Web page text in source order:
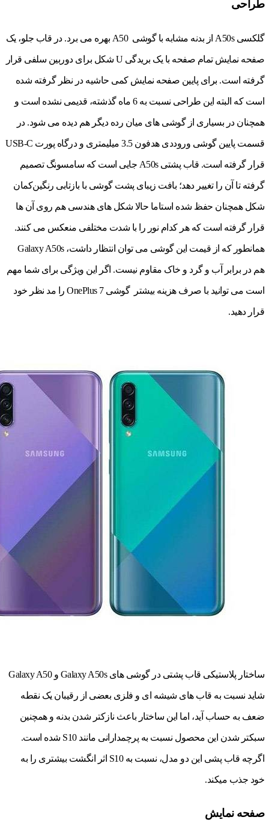
طراحی
گلکسی A50s از بدنه مشابه با گوشی A50 بهره می برد. در قاب جلو، یک
صفحه نمایش تمام صفحه با یک بریدگی U شکل برای دوربین سلفی قرار
گرفته است. برای پایین صفحه نمایش کمی حاشیه در نظر گرفته شده
است که البته این طراحی نسبت به 6 ماه گذشته، قدیمی نشده است و
همچنان در بسیاری از گوشی های میان رده دیگر هم دیده می شود. در
قسمت پایین گوشی وروددی هدفون 3.5 میلی‎متری و درگاه پورت USB-C
قرار گرفته است. قاب پشتی A50s جایی است که سامسونگ تصمیم
گرفته تا آن را تغییر دهد؛ بافت زیبای پشت گوشی با بازتابی رنگین‌کمان
شکل همچنان حفظ شده استاما حالا شکل های هندسی هم روی آن ها
قرار گرفته است که هر کدام نور را با شدت مختلفی منعکس می کنند.
همانطور که از قیمت این گوشی می توان انتظار داشت، Galaxy A50s
هم در برابر آب و گرد و خاک مقاوم نیست. اگر این ویژگی برای شما مهم
است می توانید با صرف هزینه بیشتر گوشی OnePlus 7 را مد نظر خود
قرار دهید.
ساختار پلاستیکی قاب پشتی در گوشی های Galaxy A50s و Galaxy A50
شاید نسبت به قاب های شیشه ای و فلزی بعضی از رقیبان یک نقطه
ضعف به حساب آید، اما این ساختار باعث نازک‎تر شدن بدنه و همچنین
سبک‎تر شدن این محصول نسبت به پرچمدارانی مانند S10 شده است.
اگرچه قاب پشی این دو مدل، نسبت به S10 اثر انگشت بیشتری را به
خود جذب می‎کند.
صفحه نمایش